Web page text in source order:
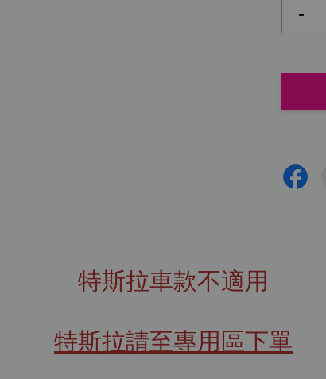
-
特斯拉車款不適用
特斯拉請至專用區下單